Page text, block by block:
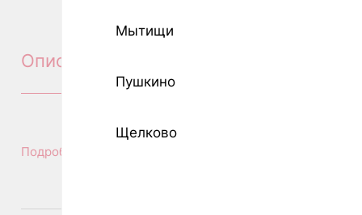
Мытищи
Пушкино
Щелково
Описание
Подробное описание исследования